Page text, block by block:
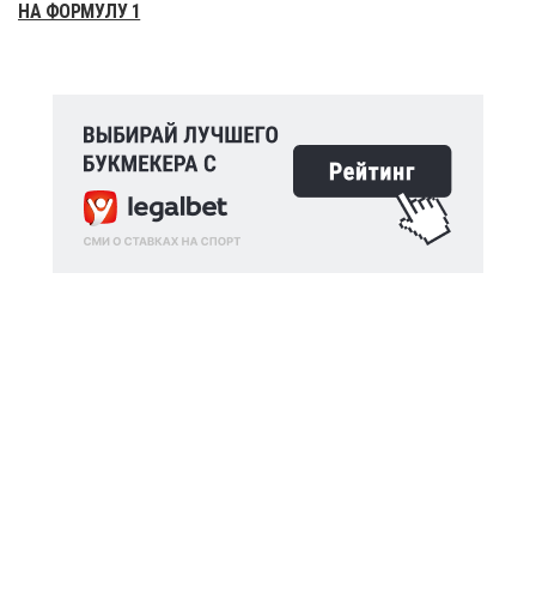
НА ФОРМУЛУ 1